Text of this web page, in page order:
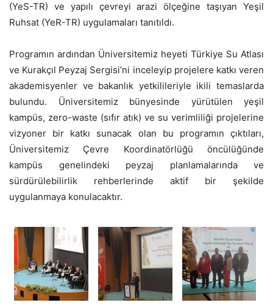
(YeS-TR) ve yapılı çevreyi arazi ölçeğine taşıyan Yeşil
Ruhsat (YeR-TR) uygulamaları tanıtıldı.
Programın ardından Üniversitemiz heyeti Türkiye Su Atlası
ve Kurakçıl Peyzaj Sergisi’ni inceleyip projelere katkı veren
akademisyenler ve bakanlık yetkilileriyle ikili temaslarda
bulundu. Üniversitemiz bünyesinde yürütülen yeşil
kampüs, zero-waste (sıfır atık) ve su verimliliği projelerine
vizyoner bir katkı sunacak olan bu programın çıktıları,
Üniversitemiz Çevre Koordinatörlüğü öncülüğünde
kampüs genelindeki peyzaj planlamalarında ve
sürdürülebilirlik rehberlerinde aktif bir şekilde
uygulanmaya konulacaktır.